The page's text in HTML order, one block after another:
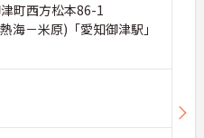
町西方松本86-1
海－米原)「愛知御津駅」